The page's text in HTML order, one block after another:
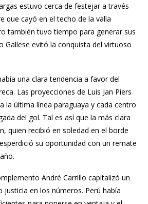
estuvo cerca de festejar a través
que cayó en el techo de la valla
también tuvo tiempo para generar sus
Gallese evitó la conquista del virtuoso
una clara tendencia a favor del
Las proyecciones de Luis Jan Piers
la última línea paraguaya y cada centro
del gol. Tal es así que la más clara
quien recibió en soledad en el borde
su oportunidad con un remate
André Carrillo capitalizó un
justicia en los números. Perú había